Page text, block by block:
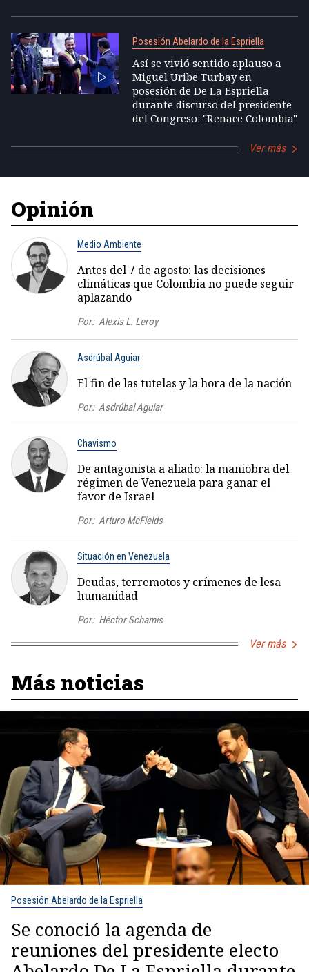
Posesión Abelardo de la Espriella
Así se vivió sentido aplauso a
Miguel Uribe Turbay en
posesión de De La Espriella
durante discurso del presidente
del Congreso: "Renace Colombia"
Ver más
Opinión
Medio Ambiente
Antes del 7 de agosto: las decisiones
climáticas que Colombia no puede seguir
aplazando
Por: Alexis L. Leroy
Asdrúbal Aguiar
El fin de las tutelas y la hora de la nación
Por: Asdrúbal Aguiar
Chavismo
De antagonista a aliado: la maniobra del
régimen de Venezuela para ganar el
favor de Israel
Por: Arturo McFields
Situación en Venezuela
Deudas, terremotos y crímenes de lesa
humanidad
Por: Héctor Schamis
Ver más
Más noticias
Posesión Abelardo de la Espriella
Se conoció la agenda de
reuniones del presidente electo